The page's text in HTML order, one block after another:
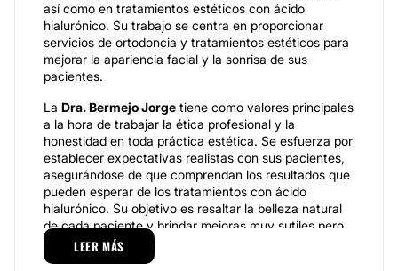
así como en tratamientos estéticos con ácido
hialurónico. Su trabajo se centra en proporcionar
servicios de ortodoncia y tratamientos estéticos para
mejorar la apariencia facial y la sonrisa de sus
pacientes.
La Dra. Bermejo Jorge tiene como valores principales
a la hora de trabajar la ética profesional y la
honestidad en toda práctica estética. Se esfuerza por
establecer expectativas realistas con sus pacientes,
asegurándose de que comprendan los resultados que
pueden esperar de los tratamientos con ácido
hialurónico. Su objetivo es resaltar la belleza natural
de cada paciente y brindar mejoras muy sutiles pero
significativas, que realcen su apariencia.
LEER MÁS